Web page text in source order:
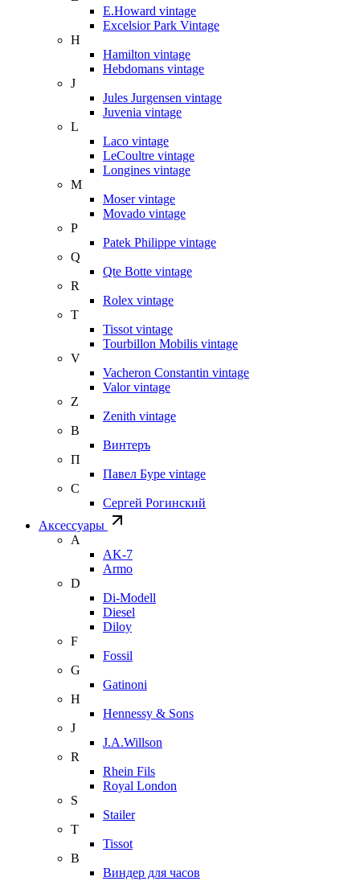
E.Howard vintage
Excelsior Park Vintage
H
Hamilton vintage
Hebdomans vintage
J
Jules Jurgensen vintage
Juvenia vintage
L
Laco vintage
LeCoultre vintage
Longines vintage
M
Moser vintage
Movado vintage
P
Patek Philippe vintage
Q
Qte Botte vintage
R
Rolex vintage
T
Tissot vintage
Tourbillon Mobilis vintage
V
Vacheron Constantin vintage
Valor vintage
Z
Zenith vintage
В
Винтеръ
П
Павел Буре vintage
С
Сергей Рогинский
Аксессуары
A
AK-7
Armo
D
Di-Modell
Diesel
Diloy
F
Fossil
G
Gatinoni
H
Hennessy & Sons
J
J.A.Willson
R
Rhein Fils
Royal London
S
Stailer
T
Tissot
В
Виндер для часов